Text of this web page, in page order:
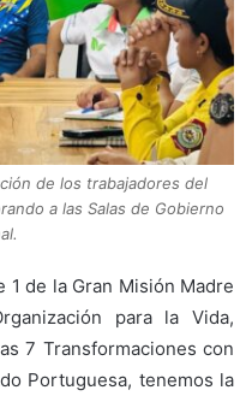
de los trabajadores del
a las Salas de Gobierno
de la Gran Misión Madre
para la Vida,
7 Transformaciones con
Portuguesa, tenemos la